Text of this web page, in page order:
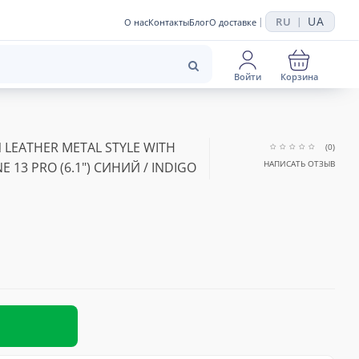
О насКонтактыБлогО доставке | RU | UA
Войти Корзина
METAL STYLE WITH
13 PRO (6.1") СИНИЙ / INDIGO
(0)
НАПИСАТЬ ОТЗЫВ